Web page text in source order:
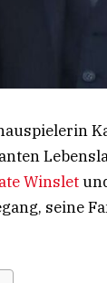
Winslet
seine